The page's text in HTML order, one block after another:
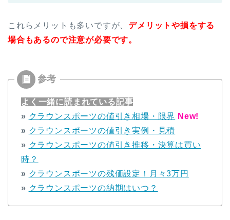
これらメリットも多いですが、 デメリットや損をする
場合もあるので注意が必要です。
よく一緒に読まれている記事
» クラウンスポーツの値引き相場・限界 New!
» クラウンスポーツの値引き実例・見積
» クラウンスポーツの値引き推移・決算は買い
時？
» クラウンスポーツの残価設定！月々3万円
» クラウンスポーツの納期はいつ？